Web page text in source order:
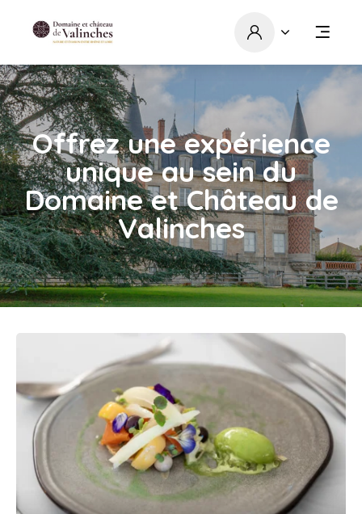
Offrez une expérience
unique au sein du
Domaine et Château de
Valinches